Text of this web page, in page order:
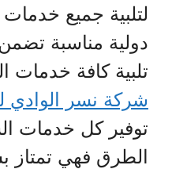
لتلبية جميع
دولية مناسبة
تلبية كافة
شركة نسر الوادي
توفير كل خدمات
الطرق فهي تمتاز